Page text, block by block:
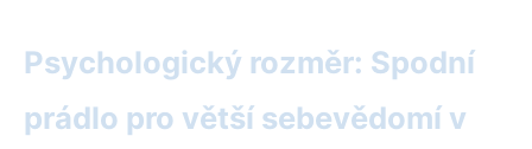
Psychologický rozměr: Spodní
prádlo pro větší sebevědomí v